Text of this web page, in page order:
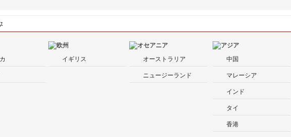
イギリス オーストラリア
ニュージーランド
中国
マレーシア
インド
タイ
香港